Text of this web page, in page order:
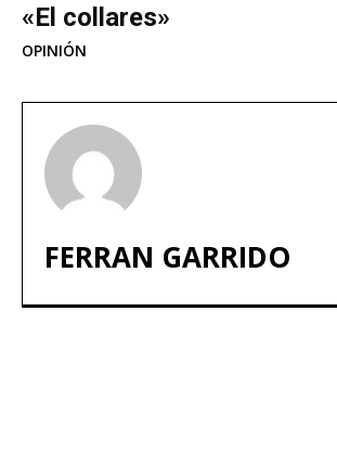
«El collares»
OPINIÓN
FERRAN GARRIDO